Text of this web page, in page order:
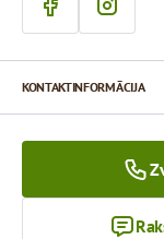
KONTAKTINFORMĀCIJA